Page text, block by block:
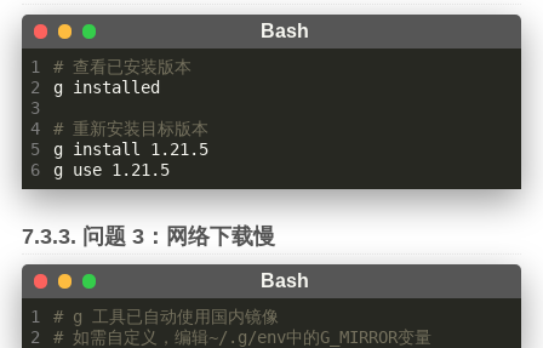
1
2
3
4
5
6
# 查看已安装版本
# 重新安装目标版本
g use 1.21.5
问题 3：网络下载慢
1
2
# g 工具已自动使用国内镜像
# 如需自定义，编辑~/.g/env中的G_MIRROR变量